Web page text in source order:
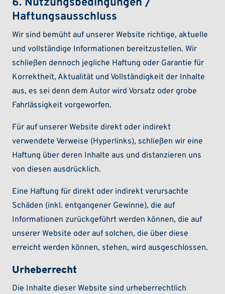
Haftungsausschluss
Wir sind bemüht auf unserer Website richtige, aktuelle
und vollständige Informationen bereitzustellen. Wir
schließen dennoch jegliche Haftung oder Garantie für
Korrektheit, Aktualität und Vollständigkeit der Inhalte
aus, es sei denn dem Autor wird Vorsatz oder grobe
Fahrlässigkeit vorgeworfen.
Für auf unserer Website direkt oder indirekt
verwendete Verweise (Hyperlinks), schließen wir eine
Haftung über deren Inhalte aus und distanzieren uns
von diesen ausdrücklich.
Eine Haftung für direkt oder indirekt verursachte
Schäden (inkl. entgangener Gewinne), die auf
Informationen zurückgeführt werden können, die auf
unserer Website oder auf solchen, die über diese
erreicht werden können, stehen, wird ausgeschlossen.
Urheberrecht
Die Inhalte dieser Website sind urheberrechtlich